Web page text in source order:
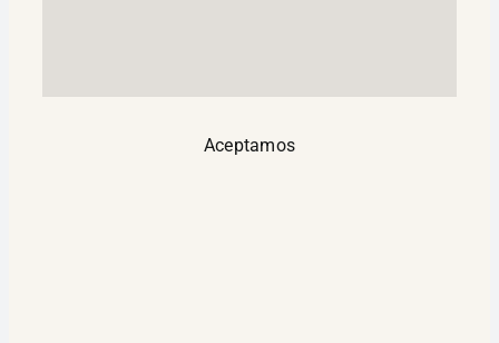
Aceptamos